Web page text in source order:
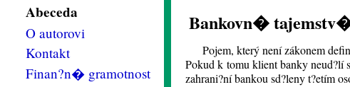
Abeceda
O autorovi
Kontakt
Finan?n� gramotnost
Bankovn�
Pojem, který není zákonem
Pokud k tomu klient banky neud?lí
zahrani?ní bankou sd?leny t?etím